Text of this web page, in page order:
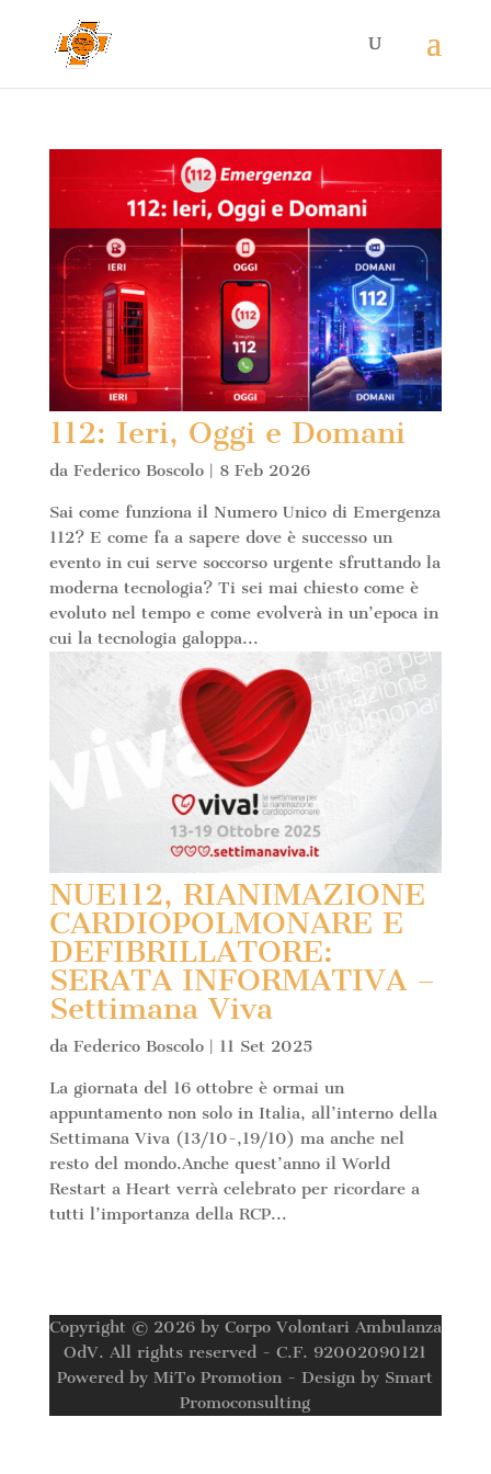
112: Ieri, Oggi e Domani
da Federico Boscolo| 8 Feb 2026
Sai come funziona il Numero Unico di Emergenza
112? E come fa a sapere dove è successo un
evento in cui serve soccorso urgente sfruttando la
moderna tecnologia? Ti sei mai chiesto come è
evoluto nel tempo e come evolverà in un’epoca in
cui la tecnologia galoppa...
NUE112, RIANIMAZIONE
CARDIOPOLMONARE E
DEFIBRILLATORE:
SERATA INFORMATIVA –
Settimana Viva
da Federico Boscolo| 11 Set 2025
La giornata del 16 ottobre è ormai un
appuntamento non solo in Italia, all’interno della
Settimana Viva (13/10-,19/10) ma anche nel
resto del mondo.Anche quest’anno il World
Restart a Heart verrà celebrato per ricordare a
tutti l’importanza della RCP...
Copyright © 2026 by Corpo Volontari Ambulanza
OdV. All rights reserved - C.F. 92002090121
Powered by MiTo Promotion - Design by Smart
Promoconsulting